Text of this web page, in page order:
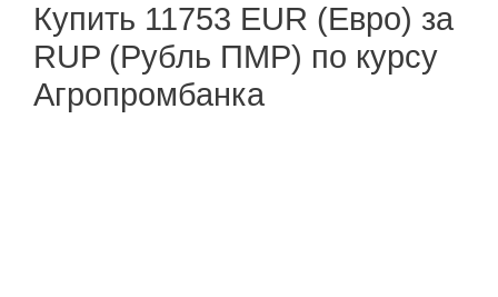
Купить 11753 EUR (Евро) за
RUP (Рубль ПМР) по курсу
Агропромбанка